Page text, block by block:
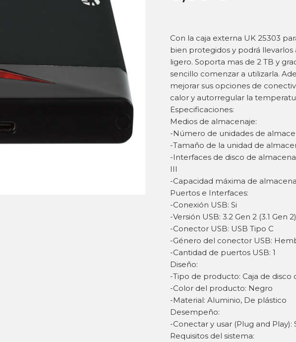
Con la caja externa UK 25303
bien protegidos y podrá
ligero. Soporta mas de 2 TB y
sencillo comenzar a utilizarla.
mejorar sus opciones de
calor y autorregular la
Especificaciones:
Medios de almacenaje:
-Número de unidades de
-Tamaño de la unidad de
-Interfaces de disco de
III
-Capacidad máxima de
Puertos e Interfaces:
-Conexión USB: Si
-Versión USB: 3.2 Gen 2 (3.1 Gen 2)
-Conector USB: USB Tipo C
-Género del conector USB:
-Cantidad de puertos USB: 1
Diseño:
-Tipo de producto: Caja de disco
-Color del producto: Negro
-Material: Aluminio, De plástico
Desempeño:
-Conectar y usar (Plug and Play):
Requisitos del sistema: